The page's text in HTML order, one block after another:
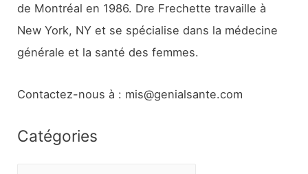
de Montréal en 1986. Dre Frechette travaille à
New York, NY et se spécialise dans la médecine
générale et la santé des femmes.
Contactez-nous à : mis@genialsante.com
Catégories